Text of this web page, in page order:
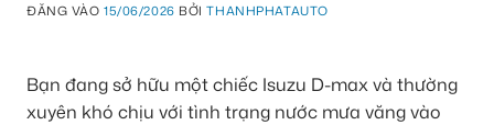
ĐĂNG VÀO15/06/2026 BỞITHANHPHATAUTO
Bạn đang sở hữu một chiếc Isuzu D-max và thường
xuyên khó chịu với tình trạng nước mưa văng vào